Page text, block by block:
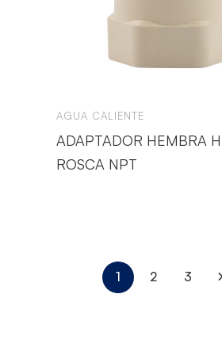
AGUA CALIENTE
ADAPTADOR HEMBRA
ROSCA NPT
1 2 3